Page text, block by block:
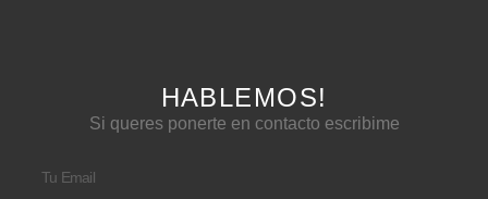
HABLEMOS!
Si queres ponerte en contacto escribime